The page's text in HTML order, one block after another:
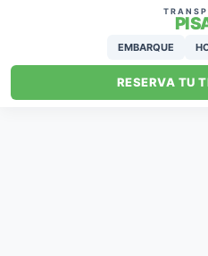
EMBARQUE
RESERVA TU